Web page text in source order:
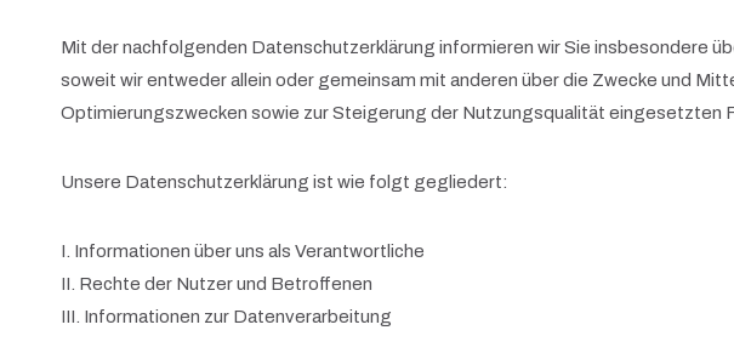
Mit der nachfolgenden Datenschutzerklärung informieren wir Sie insbesondere
soweit wir entweder allein oder gemeinsam mit anderen über die Zwecke und
Optimierungszwecken sowie zur Steigerung der Nutzungsqualität eingesetzten
Unsere Datenschutzerklärung ist wie folgt gegliedert:
I. Informationen über uns als Verantwortliche
II. Rechte der Nutzer und Betroffenen
III. Informationen zur Datenverarbeitung